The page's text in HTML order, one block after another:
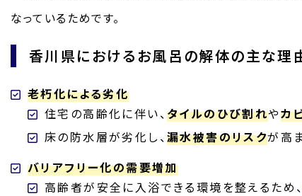
なっているためです。
香川県におけるお風呂の解体の主な理
老朽化による劣化
住宅の高齢化に伴い、タイルのひび割れやカ
床の防水層が劣化し、漏水被害のリスクが高
バリアフリー化の需要増加
高齢者が安全に入浴できる環境を整えるため